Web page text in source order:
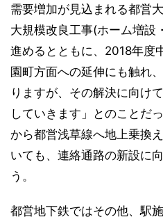
需要増加が見込まれる都営
大規模改良工事(ホーム増設
進めるとともに、2018年度
園町方面への延伸にも触れ
りますが、その解決に向け
していきます」とのことだ
から都営浅草線へ地上乗換
いても、連絡通路の新設に
う。
都営地下鉄ではその他、駅